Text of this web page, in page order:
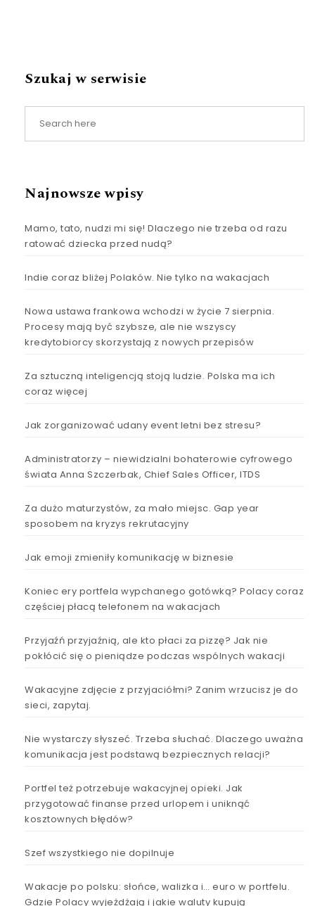
Szukaj w serwisie
Najnowsze wpisy
Mamo, tato, nudzi mi się! Dlaczego nie trzeba od razu
ratować dziecka przed nudą?
Indie coraz bliżej Polaków. Nie tylko na wakacjach
Nowa ustawa frankowa wchodzi w życie 7 sierpnia.
Procesy mają być szybsze, ale nie wszyscy
kredytobiorcy skorzystają z nowych przepisów
Za sztuczną inteligencją stoją ludzie. Polska ma ich
coraz więcej
Jak zorganizować udany event letni bez stresu?
Administratorzy – niewidzialni bohaterowie cyfrowego
świata Anna Szczerbak, Chief Sales Officer, ITDS
Za dużo maturzystów, za mało miejsc. Gap year
sposobem na kryzys rekrutacyjny
Jak emoji zmieniły komunikację w biznesie
Koniec ery portfela wypchanego gotówką? Polacy coraz
częściej płacą telefonem na wakacjach
Przyjaźń przyjaźnią, ale kto płaci za pizzę? Jak nie
pokłócić się o pieniądze podczas wspólnych wakacji
Wakacyjne zdjęcie z przyjaciółmi? Zanim wrzucisz je do
sieci, zapytaj.
Nie wystarczy słyszeć. Trzeba słuchać. Dlaczego uważna
komunikacja jest podstawą bezpiecznych relacji?
Portfel też potrzebuje wakacyjnej opieki. Jak
przygotować finanse przed urlopem i uniknąć
kosztownych błędów?
Szef wszystkiego nie dopilnuje
Wakacje po polsku: słońce, walizka i… euro w portfelu.
Gdzie Polacy wyjeżdżają i jakie waluty kupują